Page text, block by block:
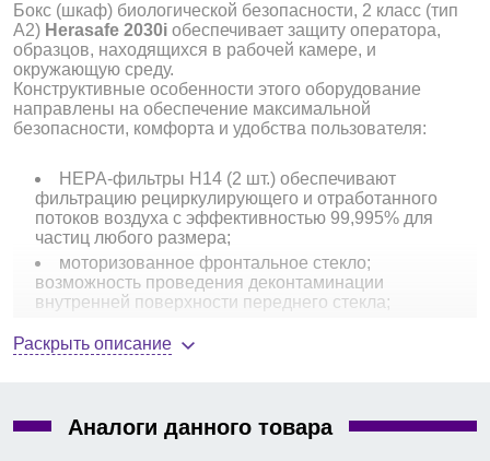
Бокс (шкаф) биологической безопасности, 2 класс (тип
А2) Herasafe 2030i обеспечивает защиту оператора,
образцов, находящихся в рабочей камере, и
окружающую среду.
Конструктивные особенности этого оборудование
направлены на обеспечение максимальной
безопасности, комфорта и удобства пользователя:
НЕРА-фильтры Н14 (2 шт.) обеспечивают
фильтрацию рециркулирующего и отработанного
потоков воздуха с эффективностью 99,995% для
частиц любого размера;
моторизованное фронтальное стекло;
возможность проведения деконтаминации
внутренней поверхности переднего стекла;
(250 мм — опционально);
внутреннее LED-освещение;
два независимых датчика давления для
Раскрыть описание
Аналоги данного товара